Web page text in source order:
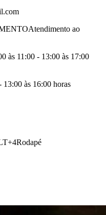
Atendimento ao
às 11:00 - 13:00 às 17:00
13:00 às 16:00 horas
Rodapé